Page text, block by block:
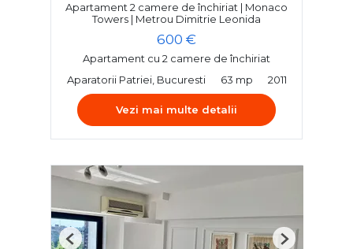
Apartament 2 camere de închiriat | Monaco
Towers | Metrou Dimitrie Leonida
600 €
Apartament cu 2 camere de închiriat
Aparatorii Patriei, Bucuresti
63 mp 2011
Vezi mai multe detalii
Previous Next